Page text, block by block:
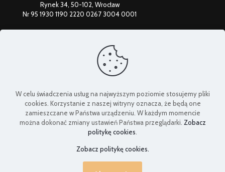
Rynek 34, 50-102, Wrocław
Nr 95 1930 1190 2220 0267 3004 0001
Federacja Uniwersytetów Trzeciego Wieku
W celu świadczenia usług na najwyższym poziomie stosujemy pliki
cookies. Korzystanie z naszej witryny oznacza, że będą one
zamieszczane w Państwa urządzeniu. W każdym momencie
można dokonać zmiany ustawień Państwa przeglądarki. Zobacz
politykę cookies
Zobacz politykę cookies.